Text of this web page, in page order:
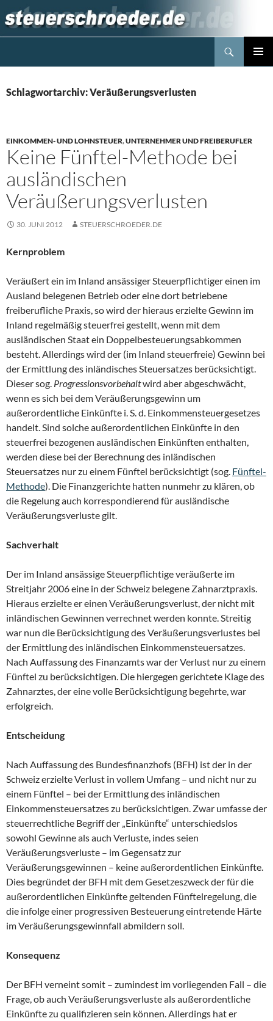
Inhalt
springen
Schlagwortarchiv: Veräußerungsverlusten
EINKOMMEN- UND LOHNSTEUER,UNTERNEHMER UND FREIBERUFLER
Keine Fünftel-Methode bei
ausländischen
Veräußerungsverlusten
30. JUNI 2012 STEUERSCHROEDER.DE
Kernproblem
Veräußert ein im Inland ansässiger Steuerpflichtiger einen im
Ausland belegenen Betrieb oder eine dort betriebene
freiberufliche Praxis, so wird der hieraus erzielte Gewinn im
Inland regelmäßig steuerfrei gestellt, wenn mit dem
ausländischen Staat ein Doppelbesteuerungsabkommen
besteht. Allerdings wird der (im Inland steuerfreie) Gewinn bei
der Ermittlung des inländisches Steuersatzes berücksichtigt.
Dieser sog. Progressionsvorbehaltwird aber abgeschwächt,
wenn es sich bei dem Veräußerungsgewinn um
außerordentliche Einkünfte i. S. d. Einkommensteuergesetzes
handelt. Sind solche außerordentlichen Einkünfte in den
steuerfrei bezogenen ausländischen Einkünften enthalten,
werden diese bei der Berechnung des inländischen
Steuersatzes nur zu einem Fünftel berücksichtigt (sog. Fünftel-
Methode). Die Finanzgerichte hatten nunmehr zu klären, ob
die Regelung auch korrespondierend für ausländische
Veräußerungsverluste gilt.
Sachverhalt
Der im Inland ansässige Steuerpflichtige veräußerte im
Streitjahr 2006 eine in der Schweiz belegene Zahnarztpraxis.
Hieraus erzielte er einen Veräußerungsverlust, der nicht mit
inländischen Gewinnen verrechnet werden konnte. Streitig
war nun die Berücksichtigung des Veräußerungsverlustes bei
der Ermittlung des inländischen Einkommensteuersatzes.
Nach Auffassung des Finanzamts war der Verlust nur zu einem
Fünftel zu berücksichtigen. Die hiergegen gerichtete Klage des
Zahnarztes, der eine volle Berücksichtigung begehrte, war
erfolgreich.
Entscheidung
Nach Auffassung des Bundesfinanzhofs (BFH) ist der in der
Schweiz erzielte Verlust in vollem Umfang – und nicht nur zu
einem Fünftel – bei der Ermittlung des inländischen
Einkommensteuersatzes zu berücksichtigen. Zwar umfasse der
steuerrechtliche Begriff der „Einkünfte“ unterschiedslos
sowohl Gewinne als auch Verluste, indes seien
Veräußerungsverluste – im Gegensatz zur
Veräußerungsgewinnen – keine außerordentlichen Einkünfte.
Dies begründet der BFH mit dem Gesetzeszweck der für die
außerordentlichen Einkünfte geltenden Fünftelregelung, die
die infolge einer progressiven Besteuerung eintretende Härte
im Veräußerungsgewinnfall abmildern soll.
Konsequenz
Der BFH verneint somit – zumindest im vorliegenden Fall – die
Frage, ob auch Veräußerungsverluste als außerordentliche
Einkünfte zu qualifizieren sein können. Allerdings hat er